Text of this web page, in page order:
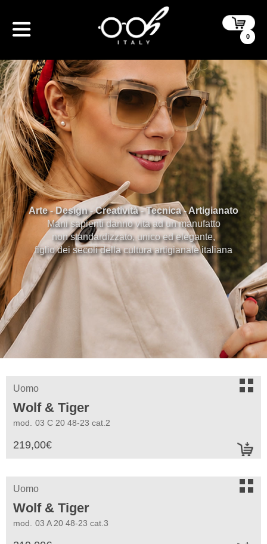
0
Arte - Design - Creatività - Tecnica - Artigianato
Mani sapienti danno vita ad un manufatto
non standardizzato, unico ed elegante,
figlio dei secoli della cultura artigianale italiana
Uomo
Wolf & Tiger
mod. 03 C 20 48-23 cat.2
219,00€
s
a
Uomo
Wolf & Tiger
mod. 03 A 20 48-23 cat.3
s